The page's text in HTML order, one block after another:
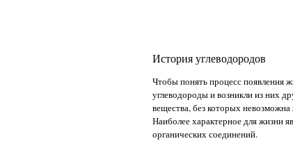
История углеводородов
Чтобы понять процесс появления
углеводороды и возникли из них
вещества, без которых
Наиболее характерное для жизни
органических соединений.